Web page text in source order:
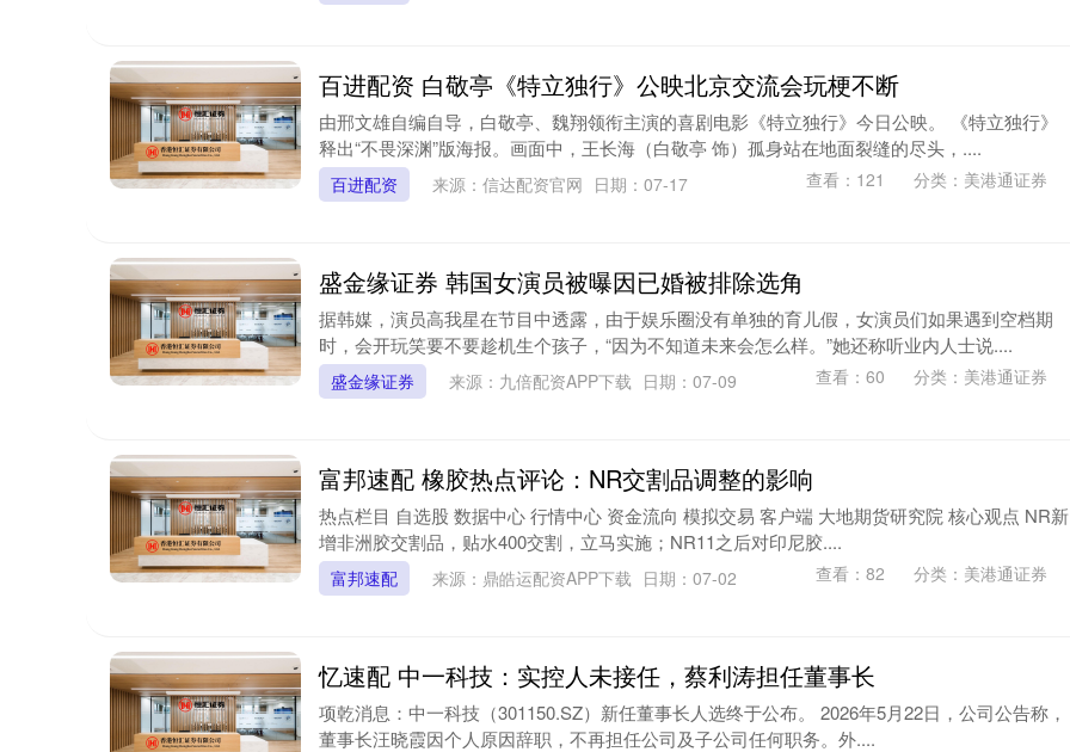
百进配资 白敬亭《特立独行》公映北京交流会玩梗不断
由邢文雄自编自导，白敬亭、魏翔领衔主演的喜剧电影《特立独行》今日公映。 《特立独行》
释出“不畏深渊”版海报。画面中，王长海（白敬亭 饰）孤身站在地面裂缝的尽头，....
百进配资 来源：信达配资官网 日期：07-17 查看： 121 分类： 美港通证券
盛金缘证券 韩国女演员被曝因已婚被排除选角
据韩媒，演员高我星在节目中透露，由于娱乐圈没有单独的育儿假，女演员们如果遇到空档期
时，会开玩笑要不要趁机生个孩子，“因为不知道未来会怎么样。”她还称听业内人士说....
盛金缘证券 来源：九倍配资APP下载 日期：07-09 查看： 60 分类： 美港通证券
富邦速配 橡胶热点评论：NR交割品调整的影响
热点栏目 自选股 数据中心 行情中心 资金流向 模拟交易 客户端 大地期货研究院 核心观点 NR新
增非洲胶交割品，贴水400交割，立马实施；NR11之后对印尼胶....
富邦速配 来源：鼎皓运配资APP下载 日期：07-02 查看： 82 分类： 美港通证券
忆速配 中一科技：实控人未接任，蔡利涛担任董事长
项乾消息：中一科技（301150.SZ）新任董事长人选终于公布。 2026年5月22日，公司公告称，
董事长汪晓霞因个人原因辞职，不再担任公司及子公司任何职务。外....